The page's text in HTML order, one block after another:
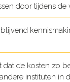
door tijdens de
dat de kosten zo
instituten in